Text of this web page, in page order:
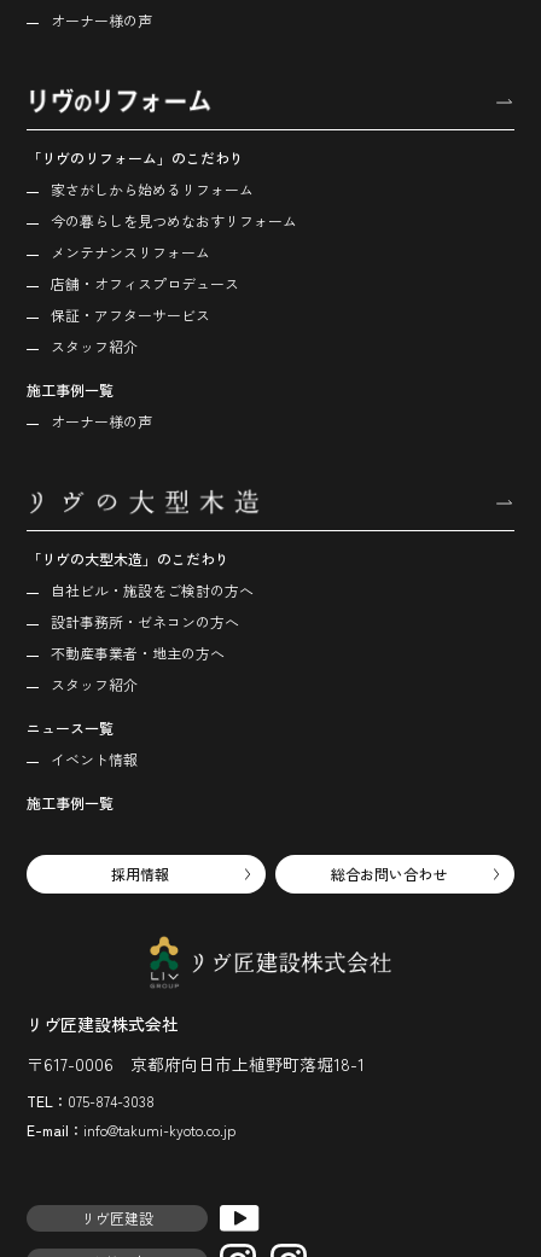
オーナー様の声
「リヴのリフォーム」のこだわり
家さがしから始める リフォーム
今の暮らしを見つめなおす リフォーム
メンテナンスリフォーム
店舗・オフィス プロデュース
保証・アフターサービス
スタッフ紹介
施工事例一覧
オーナー様の声
「リヴの大型木造」のこだわり
自社ビル・施設をご検討の方へ
設計事務所・ゼネコンの方へ
不動産事業者・地主の方へ
スタッフ紹介
ニュース一覧
イベント情報
施工事例一覧
採用情報 総合お問い合わせ
リヴ匠建設株式会社
〒617-0006 京都府向日市上植野町落堀18-1
TEL： 075-874-3038
E-mail： info@takumi-kyoto.co.jp
リヴ匠建設